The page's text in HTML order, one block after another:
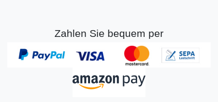
Zahlen Sie bequem per